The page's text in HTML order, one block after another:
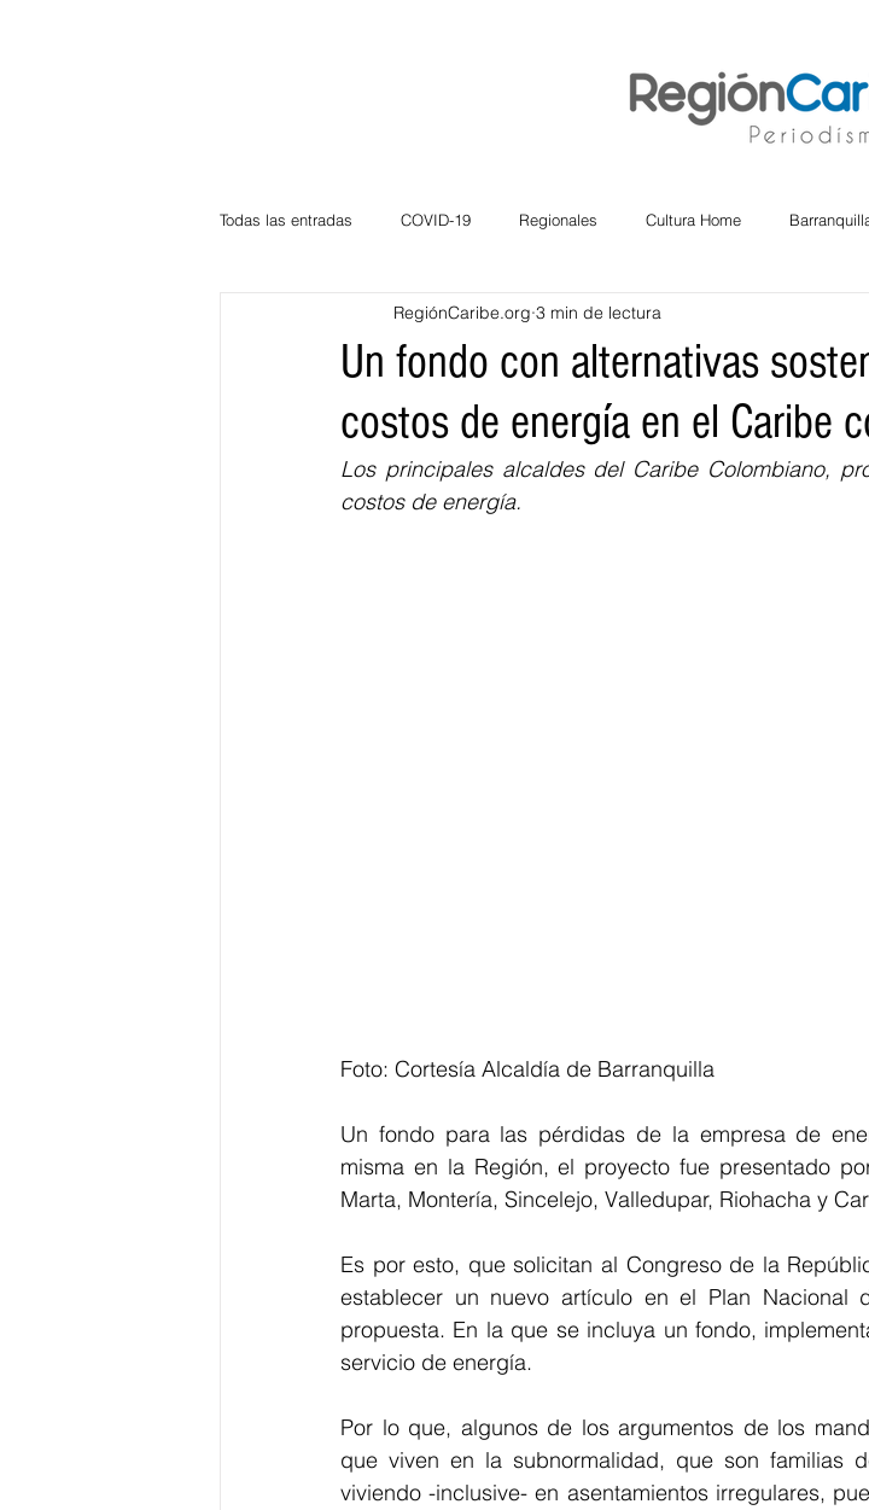
Todas las entradas COVID-19 Regionales Cultura Home
Atlántico La Guajira Cesar
Bloggeros Hermanos Mayores Economía RAP
Educación BID
Un fondo con alternativas
costos de energía en el Caribe
RegiónCaribe.org 3 min de lectura
Los principales alcaldes del Caribe Colombiano,
costos de energía.
Foto: Cortesía Alcaldía de Barranquilla
Un fondo para las pérdidas de la empresa de
misma en la Región, el proyecto fue presentado
Marta, Montería, Sincelejo, Valledupar, Riohacha y
Es por esto, que solicitan al Congreso de la
establecer un nuevo artículo en el Plan Nacional
propuesta. En la que se incluya un fondo,
servicio de energía.
Por lo que, algunos de los argumentos de los
que viven en la subnormalidad, que son familias
viviendo -inclusive- en asentamientos irregulares,